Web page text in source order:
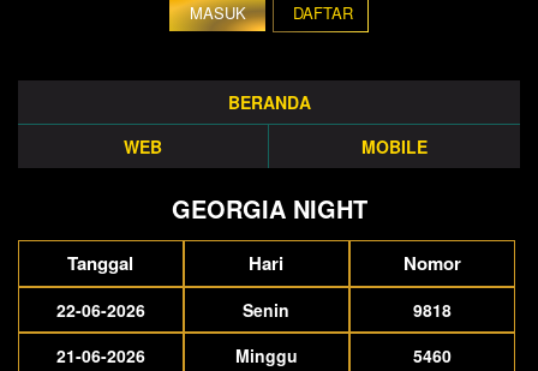
DAFTAR
BERANDA
WEB
MOBILE
GEORGIA NIGHT
Tanggal Hari Nomor
22-06-2026 Senin
9818
21-06-2026
Minggu
5460